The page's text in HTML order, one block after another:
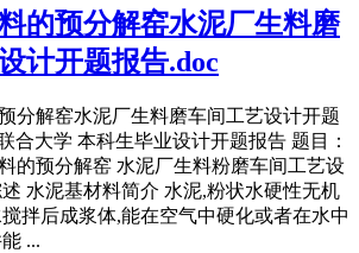
的预分解窑水泥厂生料磨
计开题报告.doc
分解窑水泥厂生料磨车间工艺设计开题
合大学 本科生毕业设计开题报告 题目：
的预分解窑 水泥厂生料粉磨车间工艺设
水泥基材料简介 水泥,粉状水硬性无机
拌后成浆体,能在空气中硬化或者在水中
...